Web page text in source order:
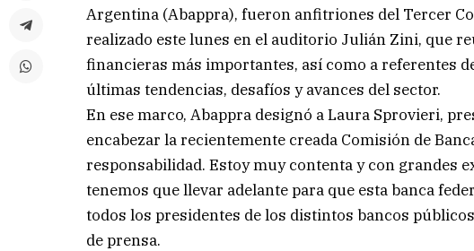
Argentina (Abappra), fueron anfitriones del Tercer
realizado este lunes en el auditorio Julián Zini, que
financieras más importantes, así como a referentes
últimas tendencias, desafíos y avances del sector.
En ese marco, Abappra designó a Laura Sprovieri,
encabezar la recientemente creada Comisión de
responsabilidad. Estoy muy contenta y con grandes
tenemos que llevar adelante para que esta banca
todos los presidentes de los distintos bancos
de prensa.